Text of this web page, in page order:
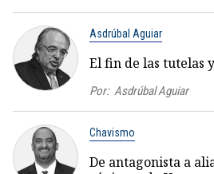
Asdrúbal Aguiar
El fin de las tutelas
Por: Asdrúbal Aguiar
Chavismo
De antagonista a